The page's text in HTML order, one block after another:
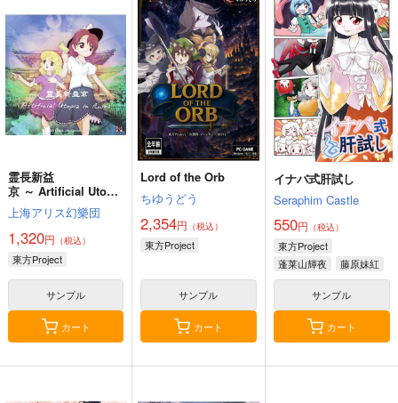
霊長新益
京 ～ Artificial Utopia
in Ruins.
上海アリス幻樂団
1,320円 （税込）
東方Project
サンプル
カート
Lord of the Orb
ちゆうどう
2,354円 （税込）
東方Project
サンプル
カート
イナバ式肝試し
Seraphim Castle
550円 （税込）
東方Project
蓬莱山輝夜
藤原妹紅
サンプル
カート